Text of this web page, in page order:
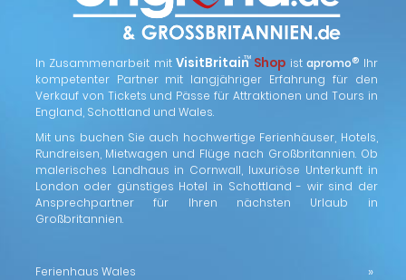
In Zusammenarbeit mitVisitBritain
™ Shop istapromo® Ihr
kompetenter Partner mit langjähriger Erfahrung für den
Verkauf von Tickets und Pässe für Attraktionen und Tours in
England, Schottland und Wales.
Mit uns buchen Sie auch hochwertige Ferienhäuser, Hotels,
Rundreisen, Mietwagen und Flüge nach Großbritannien. Ob
malerisches Landhaus in Cornwall, luxuriöse Unterkunft in
London oder günstiges Hotel in Schottland - wir sind der
Ansprechpartner für Ihren nächsten Urlaub in
Großbritannien.
Ferienhaus Wales